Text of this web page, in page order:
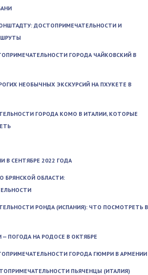
ДОСТОПРИМЕЧАТЕЛЬНОСТИ И
ГОРОДА ЧАЙКОВСКИЙ В
НЕОБЫЧНЫХ ЭКСКУРСИЙ НА ПХУКЕТЕ В
ГОРОДА КОМО В ИТАЛИИ, КОТОРЫЕ
В СЕНТЯБРЕ 2022 ГОДА
БРЯНСКОЙ ОБЛАСТИ:
РОНДА (ИСПАНИЯ): ЧТО ПОСМОТРЕТЬ В
ПОГОДА НА РОДОСЕ В ОКТЯБРЕ
ГОРОДА ГЮМРИ В АРМЕНИИ
ПЬЯЧЕНЦЫ (ИТАЛИЯ)